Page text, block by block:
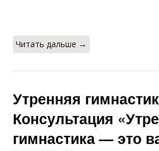
Читать дальше →
Утренняя
Консультация
гимнастика — это